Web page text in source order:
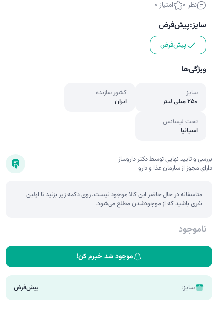
نظر 0 امتیاز 0
سایز:پیش‌فرض
پیش‌فرض
ویژگی‌ها
سایز
250 میلی لیتر
کشور سازنده
ایران
تحت لیسانس
اسپانیا
بررسی و تایید نهایی توسط دکتر داروساز
دارای مجوز از سازمان غذا و دارو
متاسفانه در حال حاضر این کالا موجود نیست. روی دکمه زیر بزنید تا اولین
نفری باشید که از موجودشدن مطلع می‌شود.
ناموجود
موجود شد خبرم کن!
سایز: پیش‌فرض